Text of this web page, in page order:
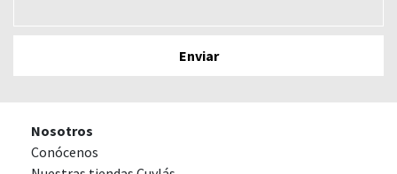
Nosotros
Conócenos